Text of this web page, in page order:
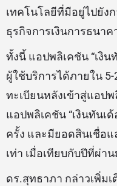
เทคโนโลยีที่มีอยู่ไปยัง
ธุรกิจการเงินการธนาค
ทั้งนี้ แอปพลิเคชัน “เงิ
ผู้ใช้บริการได้ภายใน
ทะเบียนหลังเข้าสู่แอป
แอปพลิเคชัน “เงินทันเ
ครั้ง และมียอดสินเชื่อแ
เท่า เมื่อเทียบกับปีที่ผ่า
ดร.สุทธาภา กล่าวเพิ่ม